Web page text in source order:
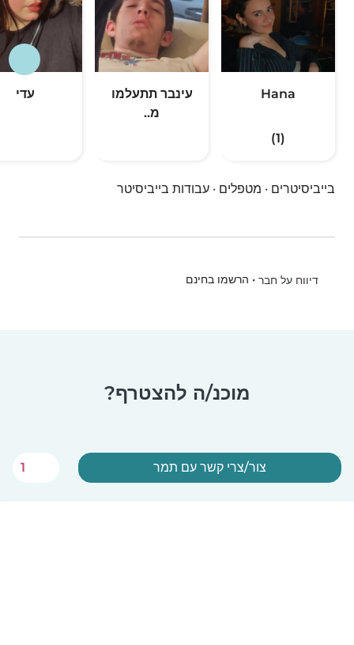
Hana
(1)
עינבר תתעלמו
מ..
עדי
בייביסיטרים · מטפלים · עבודות בייביסיטר
דיווח על חבר • הרשמו בחינם
מוכנ/ה להצטרף?
צור/צרי קשר עם תמר 1